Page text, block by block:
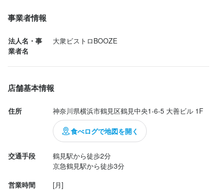
事業者情報
法人名・事
業者名
大衆ビストロBOOZE
店舗基本情報
住所 神奈川県横浜市鶴見区鶴見中央1-6-5 大善ビル 1F
食べログで地図を開く
交通手段
鶴見駅から徒歩2分
営業時間
[月]